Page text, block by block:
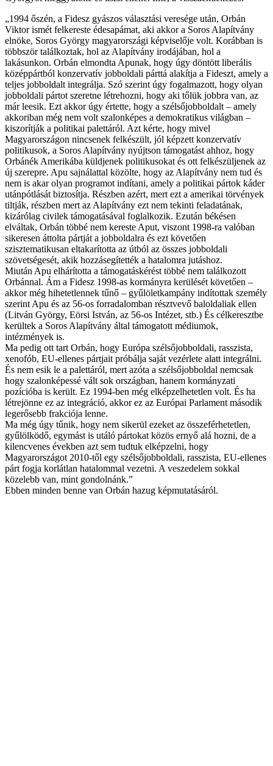
„1994 őszén, a Fidesz gyászos választási veresége után, Orbán
Viktor ismét felkereste édesapámat, aki akkor a Soros Alapítvány
elnöke, Soros György magyarországi képviselője volt. Korábban is
többször találkoztak, hol az Alapítvány irodájában, hol a
lakásunkon. Orbán elmondta Apunak, hogy úgy döntött liberális
középpártból konzervatív jobboldali párttá alakítja a Fideszt, amely a
teljes jobboldalt integrálja. Szó szerint úgy fogalmazott, hogy olyan
jobboldali pártot szeretne létrehozni, hogy aki tőlük jobbra van, az
már leesik. Ezt akkor úgy értette, hogy a szélsőjobboldalt – amely
akkoriban még nem volt szalonképes a demokratikus világban –
kiszorítják a politikai palettáról. Azt kérte, hogy mivel
Magyarországon nincsenek felkészült, jól képzett konzervatív
politikusok, a Soros Alapítvány nyújtson támogatást ahhoz, hogy
Orbánék Amerikába küldjenek politikusokat és ott felkészüljenek az
új szerepre. Apu sajnálattal közölte, hogy az Alapítvány nem tud és
nem is akar olyan programot indítani, amely a politikai pártok káder
utánpótlását biztosítja. Részben azért, mert ezt a amerikai törvények
tiltják, részben mert az Alapítvány ezt nem tekinti feladatának,
kizárólag civilek támogatásával foglalkozik. Ezután békésen
elváltak, Orbán többé nem kereste Aput, viszont 1998-ra valóban
sikeresen áttolta pártját a jobboldalra és ezt követően
szisztematikusan eltakarította az útból az összes jobboldali
szövetségesét, akik hozzásegítették a hatalomra jutáshoz.
Miután Apu elhárította a támogatáskérést többé nem találkozott
Orbánnal. Ám a Fidesz 1998-as kormányra kerülését követően –
akkor még hihetetlennek tűnő – gyűlöletkampány indítottak személy
szerint Apu és az 56-os forradalomban résztvevő baloldaliak ellen
(Litván György, Eörsi István, az 56-os Intézet, stb.) És célkeresztbe
kerültek a Soros Alapítvány által támogatott médiumok,
intézmények is.
Ma pedig ott tart Orbán, hogy Európa szélsőjobboldali, rasszista,
xenofób, EU-ellenes pártjait próbálja saját vezérlete alatt integrálni.
És nem esik le a palettáról, mert azóta a szélsőjobboldal nemcsak
hogy szalonképessé vált sok országban, hanem kormányzati
pozícióba is került. Ez 1994-ben még elképzelhetetlen volt. És ha
létrejönne ez az integráció, akkor ez az Európai Parlament második
legerősebb frakciója lenne.
Ma még úgy tűnik, hogy nem sikerül ezeket az összeférhetetlen,
gyűlölködő, egymást is utáló pártokat közös ernyő alá hozni, de a
kilencvenes években azt sem tudtuk elképzelni, hogy
Magyarországot 2010-től egy szélsőjobboldali, rasszista, EU-ellenes
párt fogja korlátlan hatalommal vezetni. A veszedelem sokkal
közelebb van, mint gondolnánk.”
Ebben minden benne van Orbán hazug képmutatásáról.